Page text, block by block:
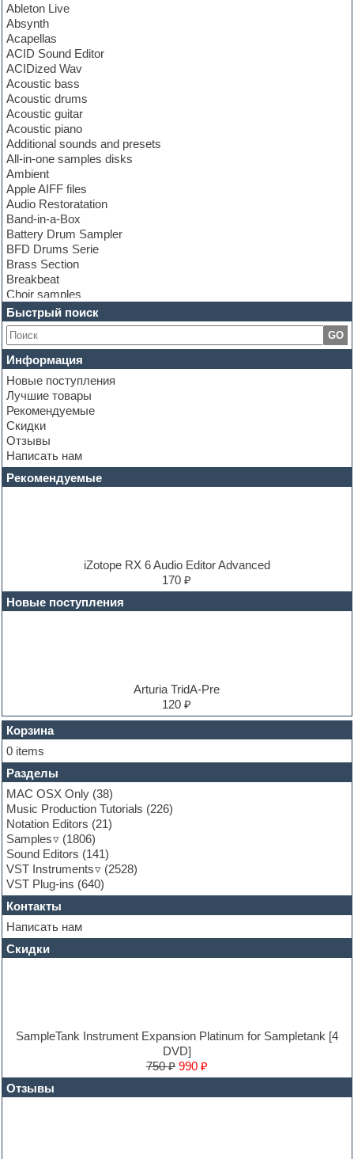
Ableton Live
Absynth
Acapellas
ACID Sound Editor
ACIDized Wav
Acoustic bass
Acoustic drums
Acoustic guitar
Acoustic piano
Additional sounds and presets
All-in-one samples disks
Ambient
Apple AIFF files
Audio Restoratation
Band-in-a-Box
Battery Drum Sampler
BFD Drums Serie
Brass Section
Breakbeat
Choir samples
Chris Hein Samples
Cinematic samples
Club bass
Club leads
Club sounds
Construction kits
Convolution
Cubase
Dance drums
Dance music production tutorials
DAW
Disco samples
DJ Software
E-MU Samples
Electric guitar
Electric piano
FL Studio
Flute
Folk samples
Fruityloops
Funk
Garritan
General MIDI kits
Guitar emulation
Guitar loops
Guitar processing and effects
Hands-up samples
Hardstyle
Heavy metal sample packs
Hip-hop
House music
Hypersonic
Jazz
Loops
Maschine Expansion
Mastering plug-ins
MIDI files
Быстрый поиск
GO
Информация
Новые поступления
Лучшие товары
Рекомендуемые
Скидки
Отзывы
Написать нам
Рекомендуемые
iZotope RX 6 Audio Editor Advanced
170 ₽
Новые поступления
Arturia TridA-Pre
120 ₽
Корзина
0 items
Разделы
MAC OSX Only (38)
Music Production Tutorials (226)
Notation Editors (21)
Samples
(1806)
Sound Editors (141)
VST Instruments
(2528)
VST Plug-ins (640)
Контакты
Написать нам
Скидки
SampleTank Instrument Expansion Platinum for Sampletank [4
DVD]
750 ₽ 990 ₽
Отзывы